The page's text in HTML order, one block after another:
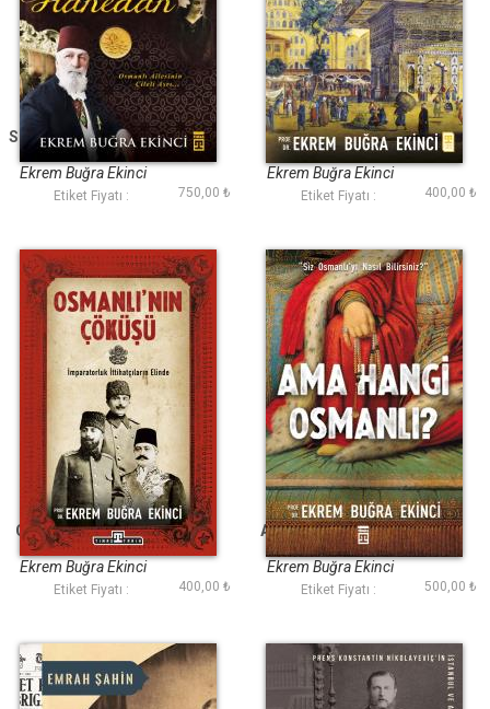
Sürgündeki Hanedan
Ekrem Buğra Ekinci
Etiket Fiyatı : 750,00 ₺
Osmanlıya Kalan
Miras
Ekrem Buğra Ekinci
Etiket Fiyatı : 400,00 ₺
Osmanlının Çöküşü
Ekrem Buğra Ekinci
Etiket Fiyatı : 400,00 ₺
Ama Hangi Osmanlı
Ekrem Buğra Ekinci
Etiket Fiyatı : 500,00 ₺